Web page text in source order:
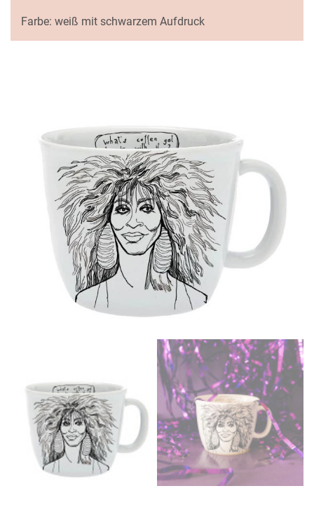
Farbe: weiß mit schwarzem Aufdruck